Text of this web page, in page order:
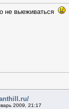
не выеживаться
2009, 21:17